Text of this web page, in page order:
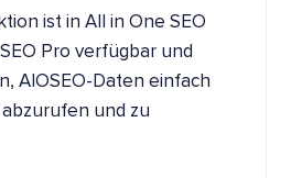
ist in All in One SEO
Pro verfügbar und
AIOSEO-Daten einfach
abzurufen und zu